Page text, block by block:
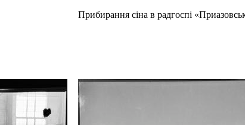
Прибирання сіна в радгоспі